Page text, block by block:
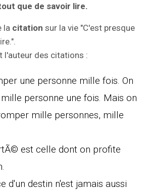
que de savoir lire.
la citation sur la vie "C'est presque
l'auteur des citations :
une personne mille fois. On
personne une fois. Mais on
mille personnes, mille
est celle dont on profite
d'un destin n'est jamais aussi